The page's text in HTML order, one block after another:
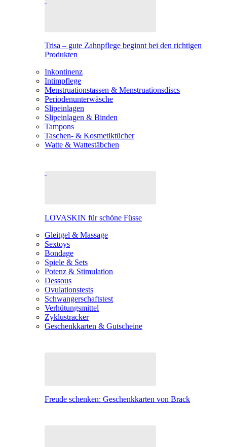
Trisa – gute Zahnpflege beginnt bei den richtigen
Produkten
Inkontinenz
Intimpflege
Menstruationstassen & Menstruationsdiscs
Periodenunterwäsche
Slipeinlagen
Slipeinlagen & Binden
Tampons
Taschen- & Kosmetiktücher
Watte & Wattestäbchen
LOVASKIN für schöne Füsse
Gleitgel & Massage
Sextoys
Bondage
Spiele & Sets
Potenz & Stimulation
Dessous
Ovulationstests
Schwangerschaftstest
Verhütungsmittel
Zyklustracker
Geschenkkarten & Gutscheine
Freude schenken: Geschenkkarten von Brack